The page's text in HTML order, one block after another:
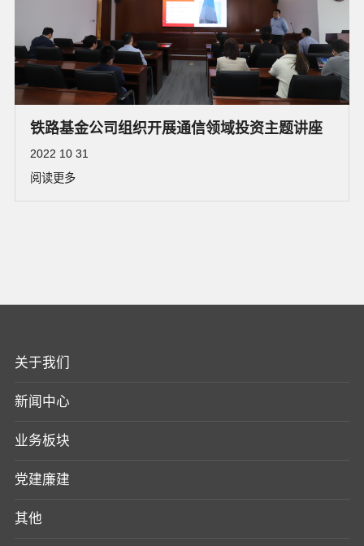
铁路基金公司组织开展通信领域投资主题讲座
2022 10 31
阅读更多
关于我们
新闻中心
业务板块
党建廉建
其他